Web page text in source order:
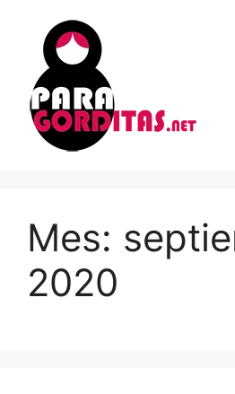
contenido
Mes:
2020